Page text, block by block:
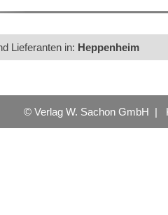
Lieferanten in: Heppenheim
© Verlag W. Sachon GmbH |